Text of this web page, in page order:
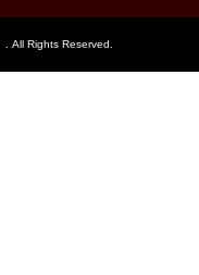
. All Rights Reserved.